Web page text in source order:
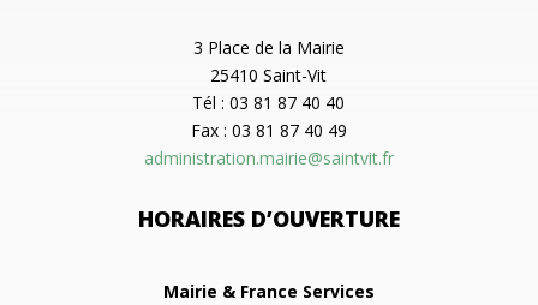
3 Place de la Mairie
25410 Saint-Vit
Tél : 03 81 87 40 40
Fax : 03 81 87 40 49
administration.mairie@saintvit.fr
HORAIRES D’OUVERTURE
Mairie & France Services